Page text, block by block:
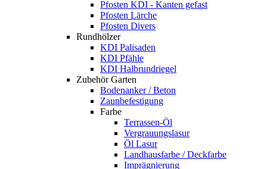
Pfosten KDI - Kanten gefast
Pfosten Lärche
Pfosten Divers
Rundhölzer
KDI Palisaden
KDI Pfähle
KDI Halbrundriegel
Zubehör Garten
Bodenanker / Beton
Zaunbefestigung
Farbe
Terrassen-Öl
Vergrauungslasur
Öl Lasur
Landhausfarbe / Deckfarbe
Imprägnierung